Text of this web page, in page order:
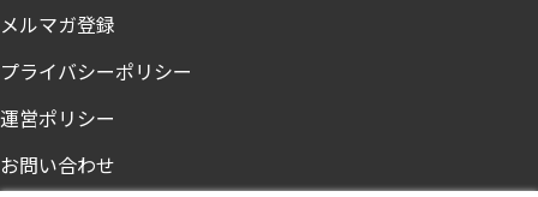
メルマガ登録
プライバシーポリシー
運営ポリシー
お問い合わせ